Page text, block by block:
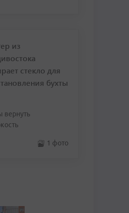
из
стекло для
бухты
вернуть
1 фото